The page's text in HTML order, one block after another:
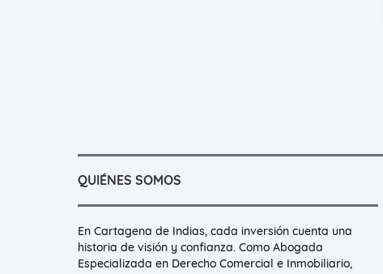
QUIÉNES SOMOS
En Cartagena de Indias, cada inversión cuenta una
historia de visión y confianza. Como Abogada
Especializada en Derecho Comercial e Inmobiliario,